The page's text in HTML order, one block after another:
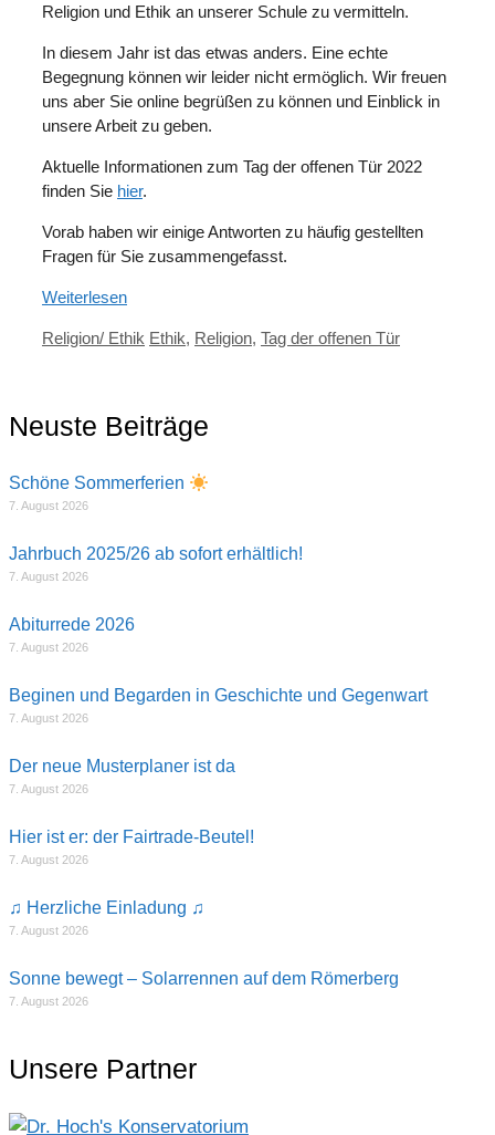
Religion und Ethik an unserer Schule zu vermitteln.
In diesem Jahr ist das etwas anders. Eine echte
Begegnung können wir leider nicht ermöglich. Wir freuen
uns aber Sie online begrüßen zu können und Einblick in
unsere Arbeit zu geben.
Aktuelle Informationen zum Tag der offenen Tür 2022
finden Sie hier.
Vorab haben wir einige Antworten zu häufig gestellten
Fragen für Sie zusammengefasst.
Weiterlesen
Kategorien
Religion/ Ethik Schlagwörter
Ethik, Religion, Tag der offenen Tür
Neuste Beiträge
Schöne Sommerferien
7. August 2026
Jahrbuch 2025/26 ab sofort erhältlich!
7. August 2026
Abiturrede 2026
7. August 2026
Beginen und Begarden in Geschichte und Gegenwart
7. August 2026
Der neue Musterplaner ist da
7. August 2026
Hier ist er: der Fairtrade-Beutel!
7. August 2026
♫ Herzliche Einladung ♫
7. August 2026
Sonne bewegt – Solarrennen auf dem Römerberg
7. August 2026
Unsere Partner